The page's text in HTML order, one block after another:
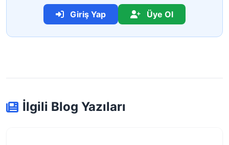
Giriş Yap Üye Ol
İlgili Blog Yazıları